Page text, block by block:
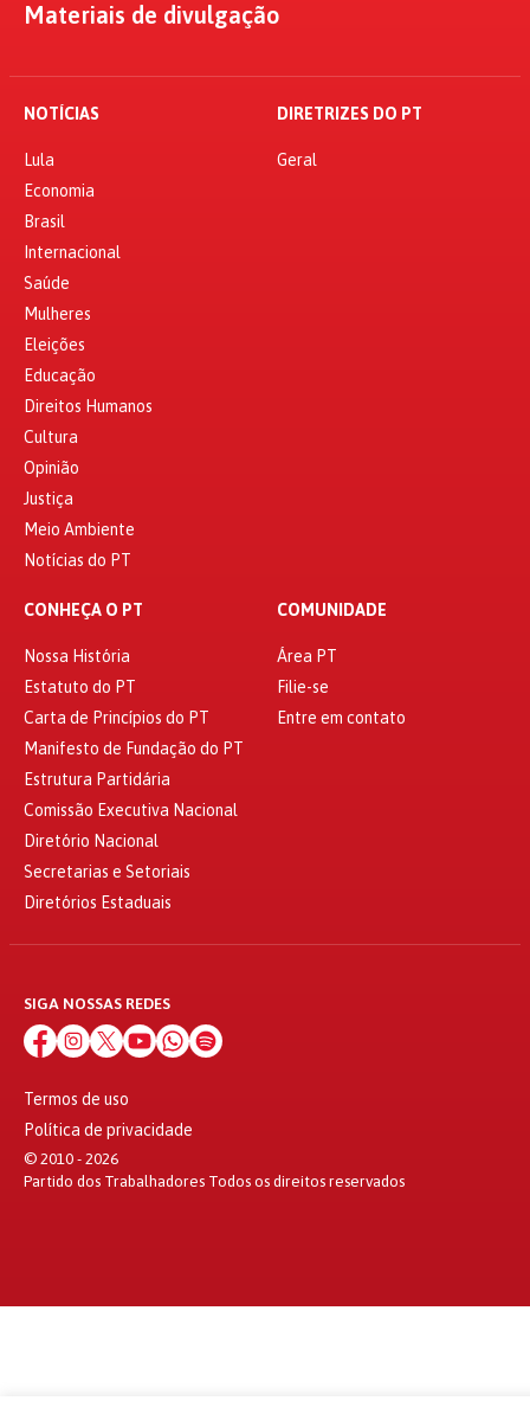
Materiais de divulgação
NOTÍCIAS
Lula
Economia
Brasil
Internacional
Saúde
Mulheres
Eleições
Educação
Direitos Humanos
Cultura
Opinião
Justiça
Meio Ambiente
Notícias do PT
DIRETRIZES DO PT
Geral
CONHEÇA O PT
Nossa História
Estatuto do PT
Carta de Princípios do PT
Manifesto de Fundação do PT
Estrutura Partidária
Comissão Executiva Nacional
Diretório Nacional
Secretarias e Setoriais
Diretórios Estaduais
COMUNIDADE
Área PT
Filie-se
Entre em contato
SIGA NOSSAS REDES
Termos de uso
Política de privacidade
© 2010 - 2026
Partido dos Trabalhadores Todos os direitos reservados